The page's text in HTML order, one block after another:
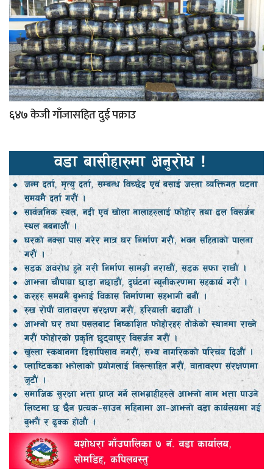
६४७ केजी गाँजासहित दुई पक्राउ